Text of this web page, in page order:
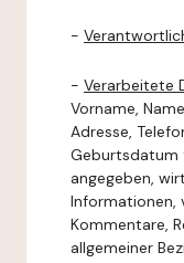
-
- Verarbeitete
Vorname,
Adresse,
Geburtsdatum
angegeben,
Informationen,
Kommentare,
allgemeiner